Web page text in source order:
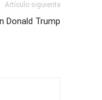
Artículo siguiente
Donald Trump